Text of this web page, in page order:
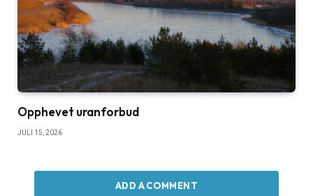
Opphevet uranforbud
JULI 15, 2026
ADD A COMMENT